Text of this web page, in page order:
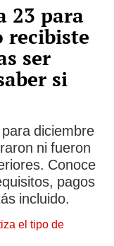
23 para
recibiste
ser
si
diciembre
ni fueron
Conoce
pagos
incluido.
el tipo de